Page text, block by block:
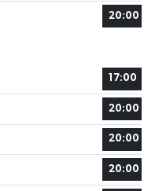
20:00
17:00
20:00
20:00
20:00